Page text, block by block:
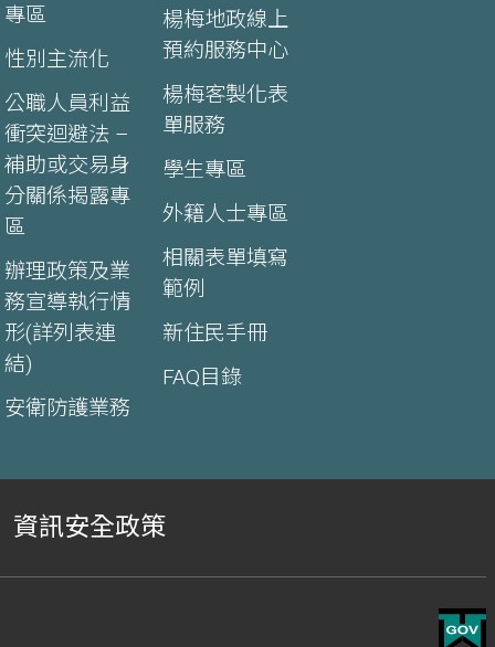
專區
性別主流化
公職人員利益
衝突迴避法 –
補助或交易身
分關係揭露專
區
辦理政策及業
務宣導執行情
形(詳列表連
結)
安衛防護業務
楊梅地政線上
預約服務中心
楊梅客製化表
單服務
學生專區
外籍人士專區
相關表單填寫
範例
新住民手冊
FAQ目錄
資訊安全政策